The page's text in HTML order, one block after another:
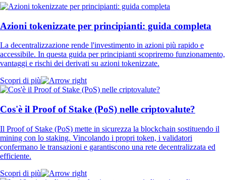
Azioni tokenizzate per principianti: guida completa
La decentralizzazione rende l'investimento in azioni più rapido e
accessibile. In questa guida per principianti scopriremo funzionamento,
vantaggi e rischi dei derivati su azioni tokenizzate.
Scopri di più
Cos'è il Proof of Stake (PoS) nelle criptovalute?
Il Proof of Stake (PoS) mette in sicurezza la blockchain sostituendo il
mining con lo staking. Vincolando i propri token, i validatori
confermano le transazioni e garantiscono una rete decentralizzata ed
efficiente.
Scopri di più